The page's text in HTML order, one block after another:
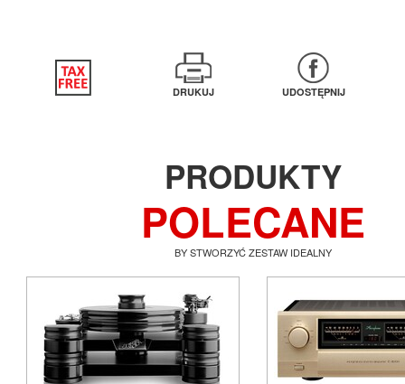
DRUKUJ UDOSTĘPNIJ
PRODUKTY
POLECANE
BY STWORZYĆ ZESTAW IDEALNY